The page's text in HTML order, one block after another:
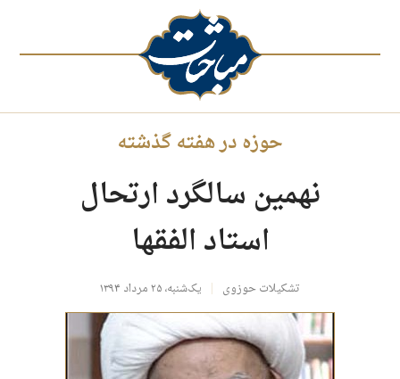
حوزه در هفته گذشته
نهمین سالگرد ارتحال
استاد الفقها
تشکیلات حوزوی یک‌شنبه، ۲۵ مرداد ۱۳۹۴